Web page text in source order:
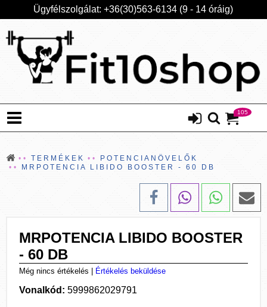
Ügyfélszolgálat: +36(30)563-6134 (9 - 14 óráig)
105
TERMÉKEK
POTENCIANÖVELŐK
MRPOTENCIA LIBIDO BOOSTER - 60 DB
MRPOTENCIA LIBIDO BOOSTER
- 60 DB
Még nincs értékelés Értékelés beküldése
Vonalkód: 5999862029791